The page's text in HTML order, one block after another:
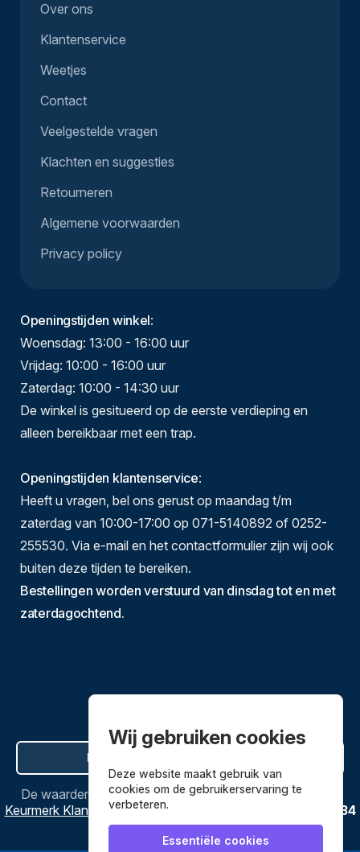
Over ons
Klantenservice
Weetjes
Contact
Veelgestelde vragen
Klachten en suggesties
Retourneren
Algemene voorwaarden
Privacy policy
Openingstijden winkel:
Woensdag: 13:00 - 16:00 uur
Vrijdag: 10:00 - 16:00 uur
Zaterdag: 10:00 - 14:30 uur
De winkel is gesitueerd op de eerste verdieping en
alleen bereikbaar met een trap.
Openingstijden klantenservice:
Heeft u vragen, bel ons gerust op maandag t/m
zaterdag van 10:00-17:00 op 071-5140892 of 0252-
255530. Via e-mail en het contactformulier zijn wij ook
buiten deze tijden te bereiken.
Bestellingen worden verstuurd van dinsdag tot en met
zaterdagochtend.
Hier de overeenkomst ontbinden
De waardering vanBestekenpannen.nlbijWebwinkel
Keurmerk Klantbeoordelingen
3634
reviews.
Wij gebruiken cookies
Deze website maakt gebruik van
cookies om de gebruikerservaring te
verbeteren.
Essentiële cookies